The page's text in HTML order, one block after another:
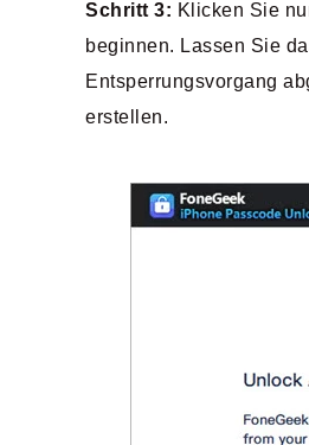
Schritt 3: Klicken Sie
beginnen. Lassen Sie
Entsperrungsvorgang
erstellen.